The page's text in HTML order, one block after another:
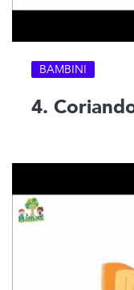
BAMBINI
4.